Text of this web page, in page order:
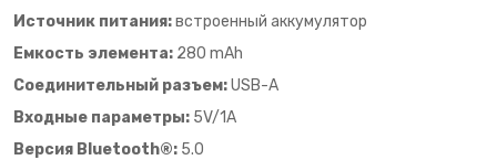
Источник питания:встроенный аккумулятор
Емкость элемента: 280 mAh
Соединительный разъем:USB-A
Входные параметры: 5V/1A
Версия Bluetooth®: 5.0